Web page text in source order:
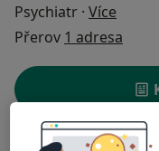
Psychiatr · Více
Přerov 1 adresa